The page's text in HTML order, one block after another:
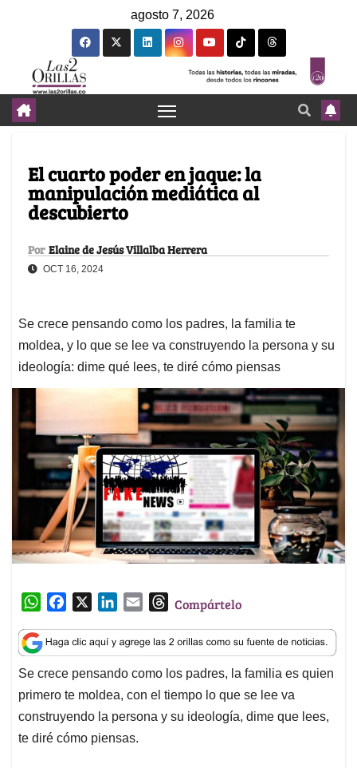
agosto 7, 2026
El cuarto poder en jaque: la
manipulación mediática al
descubierto
Por Elaine de Jesús Villalba Herrera
OCT 16, 2024
Se crece pensando como los padres, la familia te
moldea, y lo que se lee va construyendo la persona y su
ideología: dime qué lees, te diré cómo piensas
W
a
t
s
A
p
p
c
e
b
o
o
k
n
k
e
d
I
n
a
i
l
T
r
e
a
d
s
Compártelo
Se crece pensando como los padres, la familia es quien
primero te moldea, con el tiempo lo que se lee va
construyendo la persona y su ideología, dime que lees,
te diré cómo piensas.